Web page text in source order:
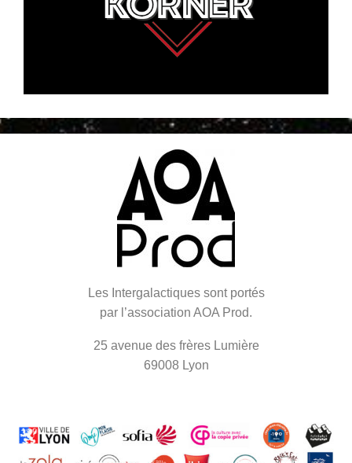
Les Intergalactiques sont portés
par l’association AOA Prod.
25 avenue des frères Lumière
69008 Lyon